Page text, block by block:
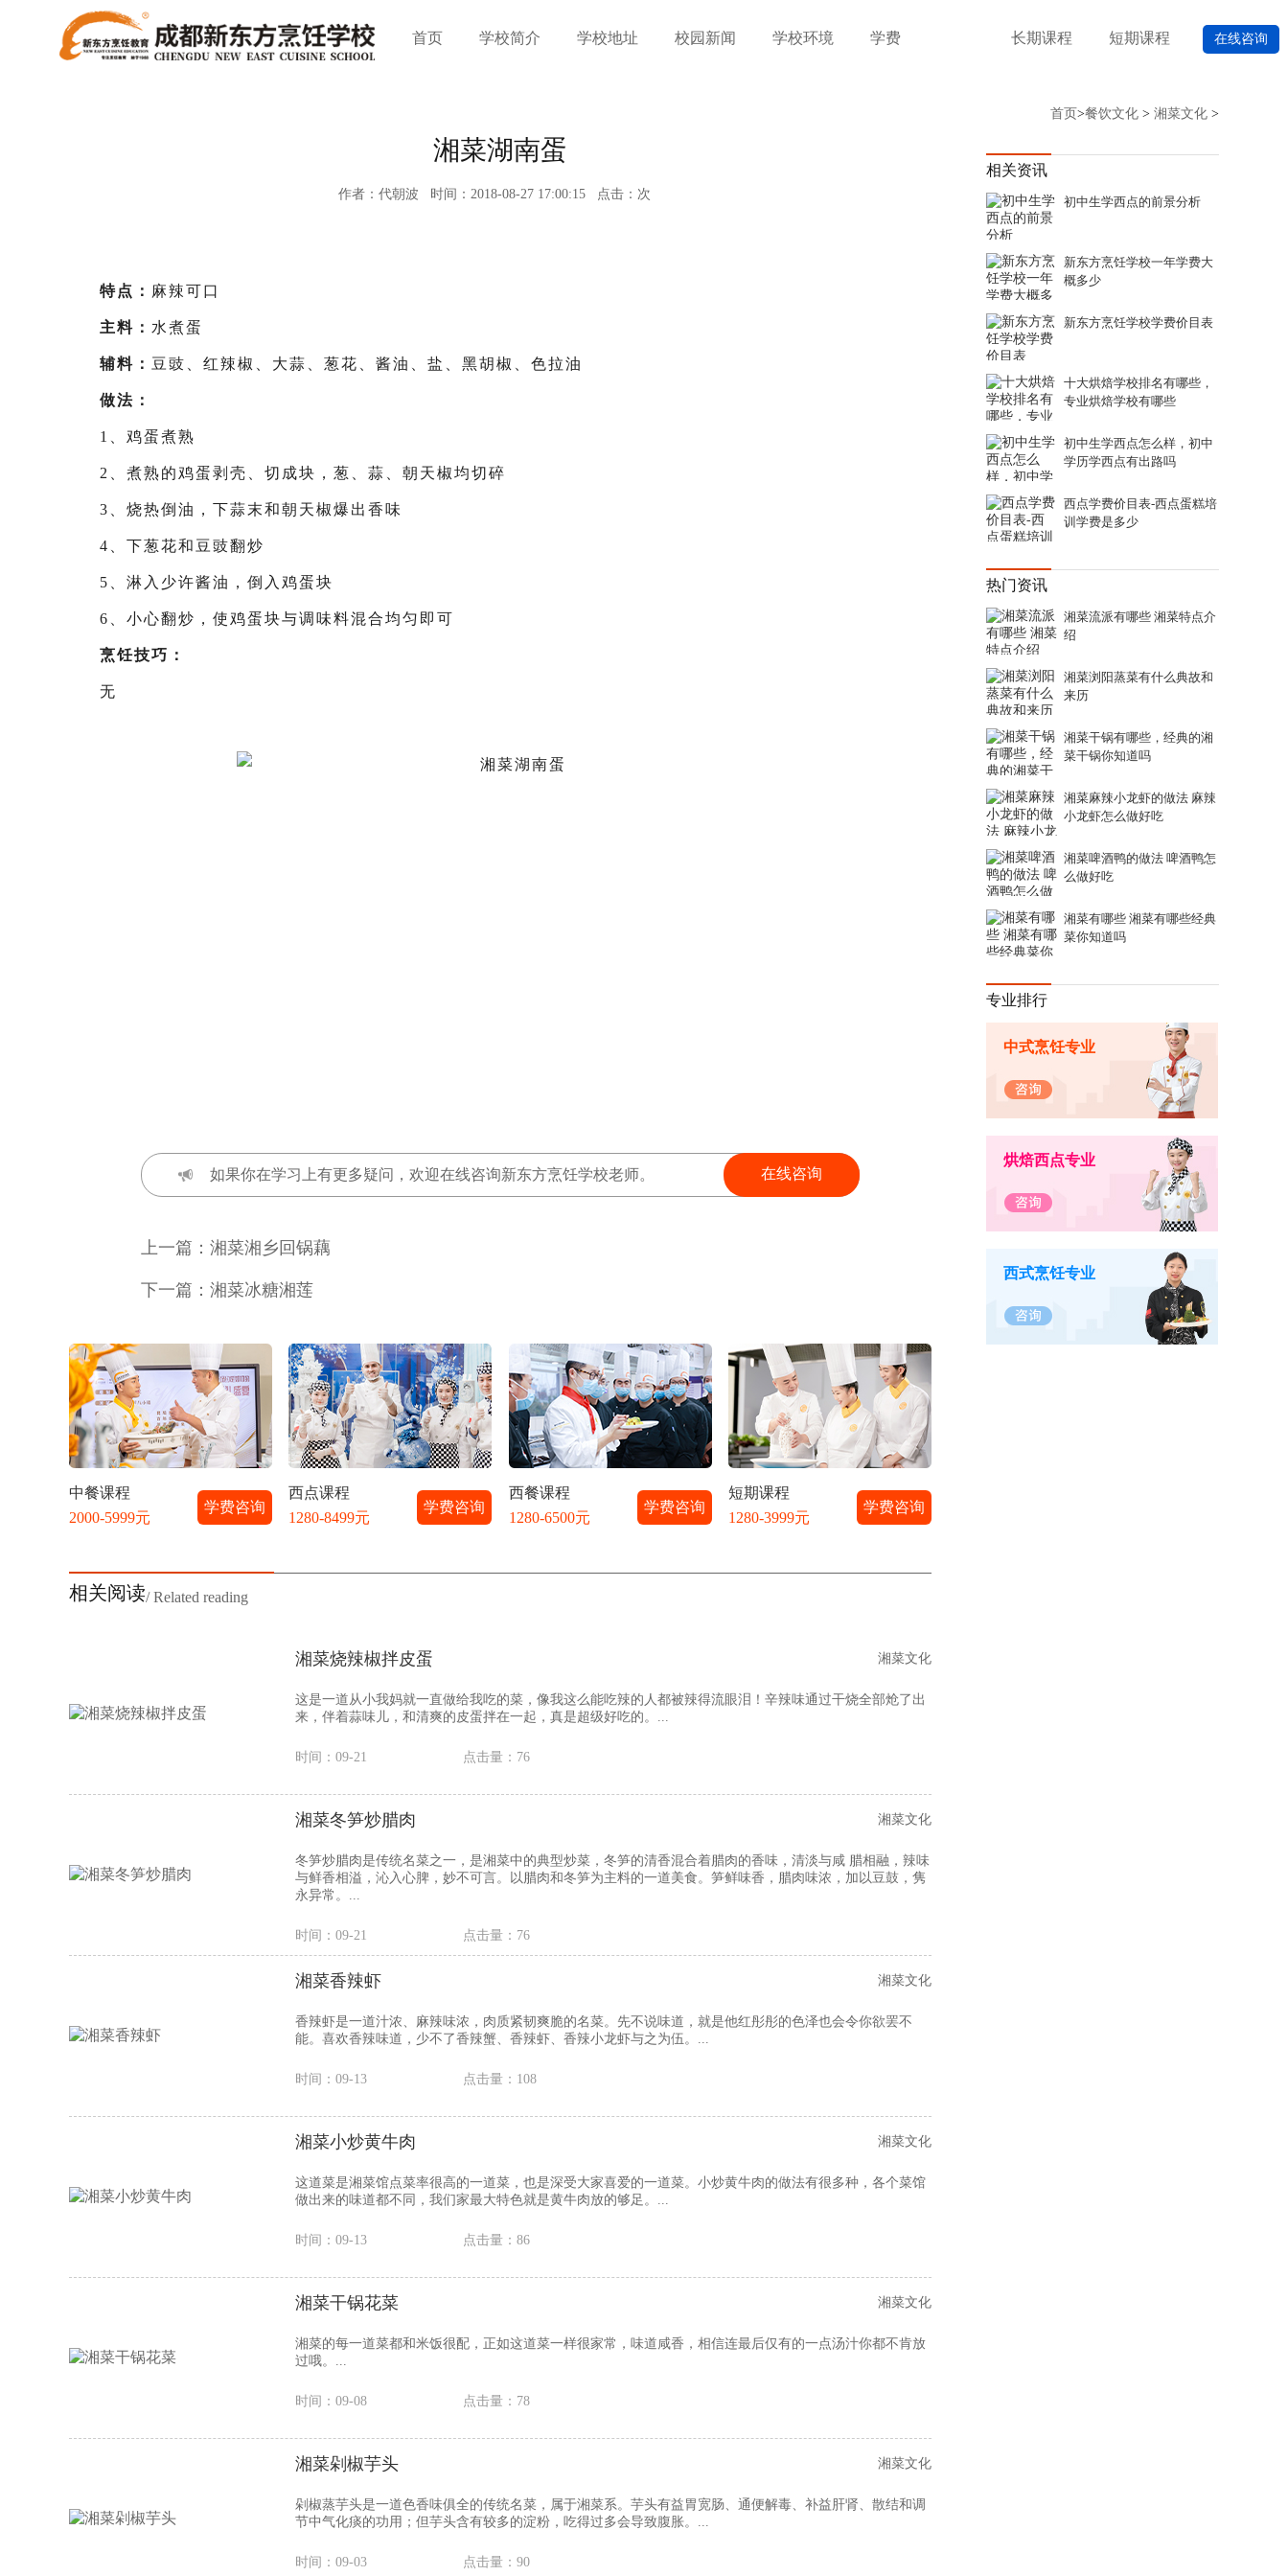
首页 学校简介 学校地址 校园新闻 学校环境 学费 长期课程 短期课程 在线咨询
首页 >餐饮文化 > 湘菜文化 >
湘菜湖南蛋
作者：代朝波 时间：2018-08-27 17:00:15 点击： 次
特点： 麻辣可口
主料： 水煮蛋
辅料： 豆豉、红辣椒、大蒜、葱花、酱油、盐、黑胡椒、色拉油
做法：
1、鸡蛋煮熟
2、煮熟的鸡蛋剥壳、切成块，葱、蒜、朝天椒均切碎
3、烧热倒油，下蒜末和朝天椒爆出香味
4、下葱花和豆豉翻炒
5、淋入少许酱油，倒入鸡蛋块
6、小心翻炒，使鸡蛋块与调味料混合均匀即可
烹饪技巧：
无
如果你在学习上有更多疑问，欢迎在线咨询新东方烹饪学校老师。 在线咨询
上一篇： 湘菜湘乡回锅藕
下一篇： 湘菜冰糖湘莲
中餐课程
2000-5999元
学费咨询
西点课程
1280-8499元
学费咨询
西餐课程
1280-6500元
学费咨询
短期课程
1280-3999元
学费咨询
相关阅读/ Related reading
湘菜烧辣椒拌皮蛋 湘菜文化
这是一道从小我妈就一直做给我吃的菜，像我这么能吃辣的人都被辣得流眼泪！辛辣味通过干烧全部炝了出
来，伴着蒜味儿，和清爽的皮蛋拌在一起，真是超级好吃的。...
时间：09-21 点击量：76
湘菜冬笋炒腊肉 湘菜文化
冬笋炒腊肉是传统名菜之一，是湘菜中的典型炒菜，冬笋的清香混合着腊肉的香味，清淡与咸 腊相融，辣味
与鲜香相溢，沁入心脾，妙不可言。以腊肉和冬笋为主料的一道美食。笋鲜味香，腊肉味浓，加以豆鼓，隽
永异常。...
时间：09-21 点击量：76
湘菜香辣虾 湘菜文化
香辣虾是一道汁浓、麻辣味浓，肉质紧韧爽脆的名菜。先不说味道，就是他红彤彤的色泽也会令你欲罢不
能。喜欢香辣味道，少不了香辣蟹、香辣虾、香辣小龙虾与之为伍。...
时间：09-13 点击量：108
湘菜小炒黄牛肉 湘菜文化
这道菜是湘菜馆点菜率很高的一道菜，也是深受大家喜爱的一道菜。小炒黄牛肉的做法有很多种，各个菜馆
做出来的味道都不同，我们家最大特色就是黄牛肉放的够足。...
时间：09-13 点击量：86
湘菜干锅花菜 湘菜文化
湘菜的每一道菜都和米饭很配，正如这道菜一样很家常，味道咸香，相信连最后仅有的一点汤汁你都不肯放
过哦。...
时间：09-08 点击量：78
湘菜剁椒芋头 湘菜文化
剁椒蒸芋头是一道色香味俱全的传统名菜，属于湘菜系。芋头有益胃宽肠、通便解毒、补益肝肾、散结和调
节中气化痰的功用；但芋头含有较多的淀粉，吃得过多会导致腹胀。...
时间：09-03 点击量：90
相关资讯
初中生学西点的前景分析
新东方烹饪学校一年学费大
概多少
新东方烹饪学校学费价目表
十大烘焙学校排名有哪些，
专业烘焙学校有哪些
初中生学西点怎么样，初中
学历学西点有出路吗
西点学费价目表-西点蛋糕培
训学费是多少
热门资讯
湘菜流派有哪些 湘菜特点介
绍
湘菜浏阳蒸菜有什么典故和
来历
湘菜干锅有哪些，经典的湘
菜干锅你知道吗
湘菜麻辣小龙虾的做法 麻辣
小龙虾怎么做好吃
湘菜啤酒鸭的做法 啤酒鸭怎
么做好吃
湘菜有哪些 湘菜有哪些经典
菜你知道吗
专业排行
中式烹饪专业
烘焙西点专业
西式烹饪专业